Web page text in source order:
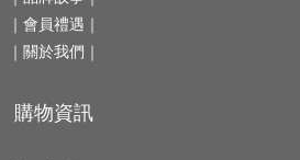
｜會員禮遇｜
｜ 關於我們 ｜
購物資訊